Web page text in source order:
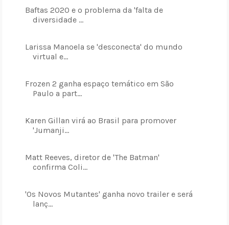
Baftas 2020 e o problema da 'falta de
diversidade ...
Larissa Manoela se 'desconecta' do mundo
virtual e...
Frozen 2 ganha espaço temático em São
Paulo a part...
Karen Gillan virá ao Brasil para promover
'Jumanji...
Matt Reeves, diretor de 'The Batman'
confirma Coli...
'Os Novos Mutantes' ganha novo trailer e será
lanç...